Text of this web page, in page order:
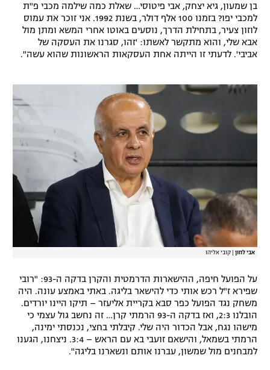
בן שמעון, גיא יצחק, אבי פיטוסי… שאלת כמה שילמה מכבי פ"ת
למכבי יפו? בזמנו 100 אלף דולר, בשנת 1992. אני זוכר את עמוס
לוזון צעיר, בתחילת הדרך, נוסעים באוטו אחרי המשא ומתן מול
אבא שלי, והוא מתקשר לאשתו: 'זהו, סגרנו את העסקה של
אביבי'. לדעתי זו הייתה אחת העסקאות הראשונות שהוא עשה".
אבי לוזון קובי אליהו
על הפועל חיפה, ההישארות הדרמטית והקרן בדקה ה-93: "רובי
שפירא ז"ל רכש אותי כדי להישאר בליגה. באתי באמצע עונה. היה
משחק נגד הפועל כפר סבא בקריית אליעזר – תיקו היינו יורדים.
הובלנו 2:3, ואז בדקה ה-93 הרמתי קרן… זה נחשב גול עצמי כי
מישהו נגח, אבל הכדור היה שלי. קיבלתי בחצי, נכנסתי ימינה,
הרמתי בשמאל, והישאם זועבי בא עם הראש – 3:4. ניצחנו, הגענו
למבחנים מול שמשון, עברנו אותם ונשארנו בליגה".